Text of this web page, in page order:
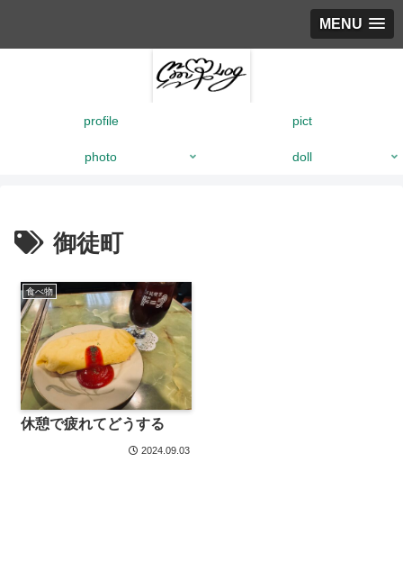
MENU
profile pict
photo doll
御徒町
食べ物
休憩で疲れてどうする
2024.09.03